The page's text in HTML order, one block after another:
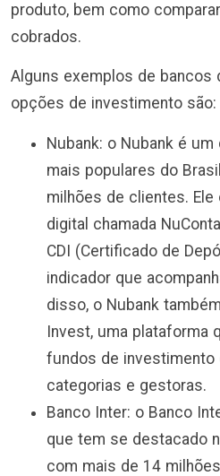
produto, bem como
cobrados.
Alguns exemplos de
opções de investimento são:
Nubank: o Nubank é
mais populares do
milhões de clientes.
digital chamada
CDI (Certificado de
indicador que
disso, o Nubank
Invest, uma plataforma
fundos de investimento
categorias e gestoras.
Banco Inter: o Banco
que tem se destacado
com mais de 14